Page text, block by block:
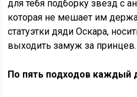
для тебя подборку звезд с
которая не мешает им
статуэтки дяди Оскара,
выходить замуж за принцев.
По пять подходов каждый